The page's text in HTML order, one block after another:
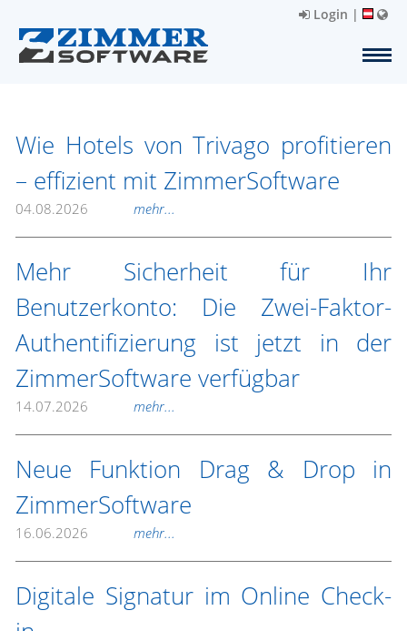
Login |
Wie Hotels von Trivago profitieren
– effizient mit ZimmerSoftware
04.08.2026 mehr...
Mehr Sicherheit für Ihr
Benutzerkonto: Die Zwei-Faktor-
Authentifizierung ist jetzt in der
ZimmerSoftware verfügbar
14.07.2026 mehr...
Neue Funktion Drag & Drop in
ZimmerSoftware
16.06.2026 mehr...
Digitale Signatur im Online Check-